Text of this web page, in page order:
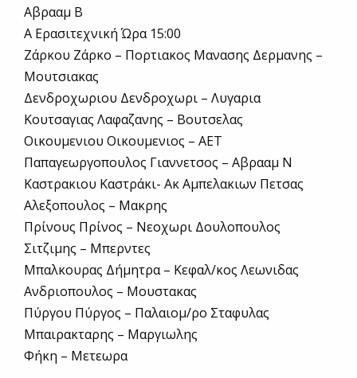
Αβρααμ Β
Α Ερασιτεχνική Ώρα 15:00
Ζάρκου Ζάρκο – Πορτιακος Μανασης Δερμανης –
Μουτσιακας
Δενδροχωριου Δενδροχωρι – Λυγαρια
Κουτσαγιας Λαφαζανης – Βουτσελας
Οικουμενιου Οικουμενιος – ΑΕΤ
Παπαγεωργοπουλος Γιαννετσος – Αβρααμ Ν
Καστρακιου Καστράκι- Ακ Αμπελακιων Πετσας
Αλεξοπουλος – Μακρης
Πρίνους Πρίνος – Νεοχωρι Δουλοπουλος
Σιτζιμης – Μπερντες
Μπαλκουρας Δήμητρα – Κεφαλ/κος Λεωνιδας
Ανδριοπουλος – Μουστακας
Πύργου Πύργος – Παλαιομ/ρο Σταφυλας
Μπαιρακταρης – Μαργιωλης
Φήκη – Μετεωρα